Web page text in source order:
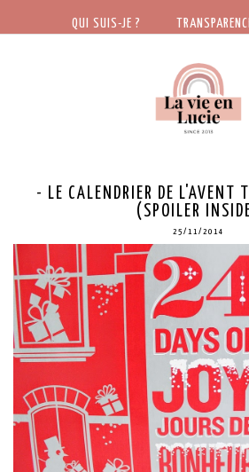
- LE CALENDRIER DE L'AVENT
(SPOILER
25/11/2014
QUI SUIS-JE ?